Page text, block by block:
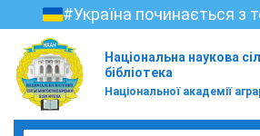
#Україна починається з
Національна наукова
бібліотека
Національної академії